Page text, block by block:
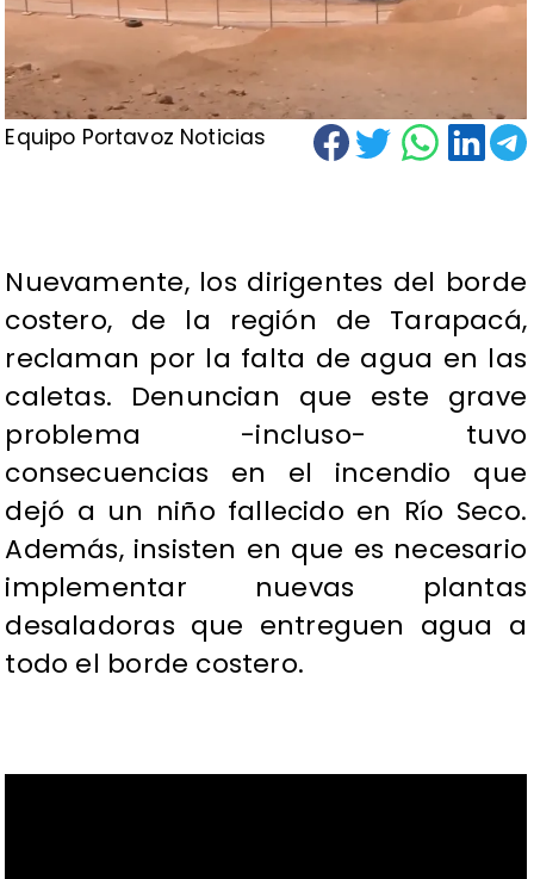
Equipo Portavoz Noticias
Nuevamente, los dirigentes del borde
costero, de la región de Tarapacá,
reclaman por la falta de agua en las
caletas. Denuncian que este grave
problema -incluso- tuvo
consecuencias en el incendio que
dejó a un niño fallecido en Río Seco.
Además, insisten en que es necesario
implementar nuevas plantas
desaladoras que entreguen agua a
todo el borde costero.